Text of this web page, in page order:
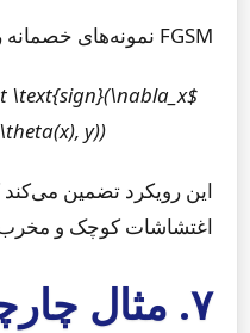
FGSM نمونه‌های خصمانه را به صورت زیر تولید می‌کند:
\text{sign}(\nabla_x
y))$
این رویکرد تضمین می‌کند
اغتشاشات کوچک و مخرب
۷. مثال چارچوب تحلیل